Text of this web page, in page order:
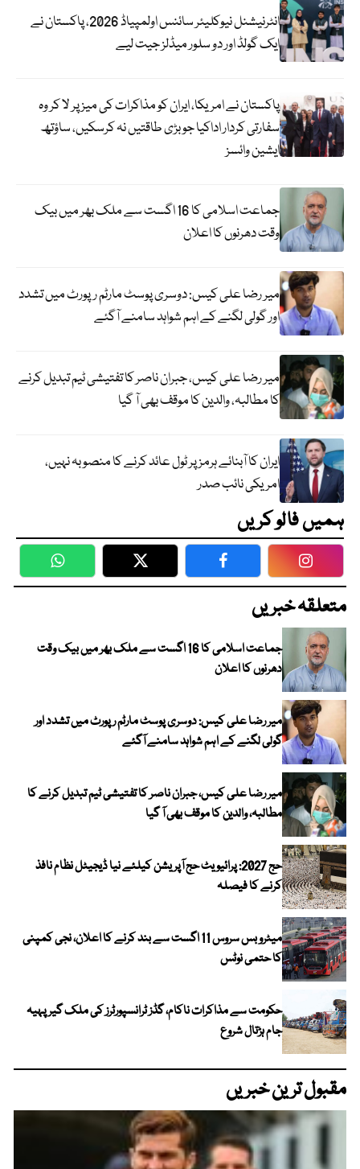
انٹرنیشنل نیوکلیئر سائنس اولمپیاڈ 2026، پاکستان نے
ایک گولڈ اور دو سلور میڈلز جیت لیے
پاکستان نے امریکا، ایران کو مذاکرات کی میز پر لا کر وہ
سفارتی کردار اداکیا جو بڑی طاقتیں نہ کرسکیں، ساؤتھ
ایشین وائسز
جماعت اسلامی کا 16 اگست سے ملک بھر میں بیک
وقت دھرنوں کا اعلان
میر رضا علی کیس: دوسری پوسٹ مارٹم رپورٹ میں تشدد
اور گولی لگنے کے اہم شواہد سامنے آگئے
میر رضا علی کیس، جبران ناصر کا تفتیشی ٹیم تبدیل کرنے
کا مطالبہ، والدین کا موقف بھی آ گیا
ایران کا آبنائے ہرمز پر ٹول عائد کرنے کا منصوبہ نہیں،
امریکی نائب صدر
ہمیں فالو کریں
WhatsApp Twitter Facebook
متعلقہ خبریں
جماعت اسلامی کا 16 اگست سے ملک بھر میں بیک وقت
دھرنوں کا اعلان
میر رضا علی کیس: دوسری پوسٹ مارٹم رپورٹ میں تشدد اور
گولی لگنے کے اہم شواہد سامنے آگئے
میر رضا علی کیس، جبران ناصر کا تفتیشی ٹیم تبدیل کرنے کا
مطالبہ، والدین کا موقف بھی آ گیا
حج 2027: پرائیویٹ حج آپریشن کیلئے نیا ڈیجیٹل نظام نافذ
کرنے کا فیصلہ
میٹرو بس سروس 11 اگست سے بند کرنے کا اعلان، نجی کمپنی
کا حتمی نوٹس
حکومت سے مذاکرات ناکام، گڈز ٹرانسپورٹرز کی ملک گیر پہیہ
جام ہڑتال شروع
مقبول ترین خبریں